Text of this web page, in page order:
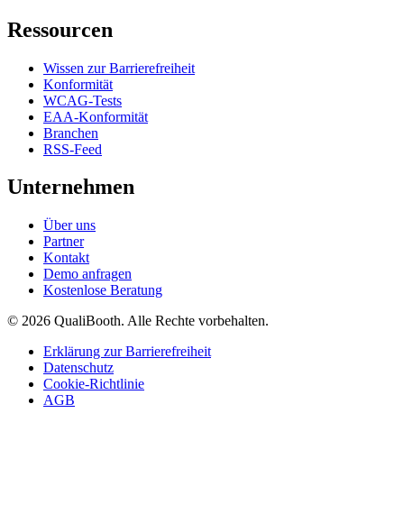
Ressourcen
Wissen zur Barrierefreiheit
Konformität
WCAG-Tests
EAA-Konformität
Branchen
RSS-Feed
Unternehmen
Über uns
Partner
Kontakt
Demo anfragen
Kostenlose Beratung
© 2026 QualiBooth. Alle Rechte vorbehalten.
Erklärung zur Barrierefreiheit
Datenschutz
Cookie-Richtlinie
AGB